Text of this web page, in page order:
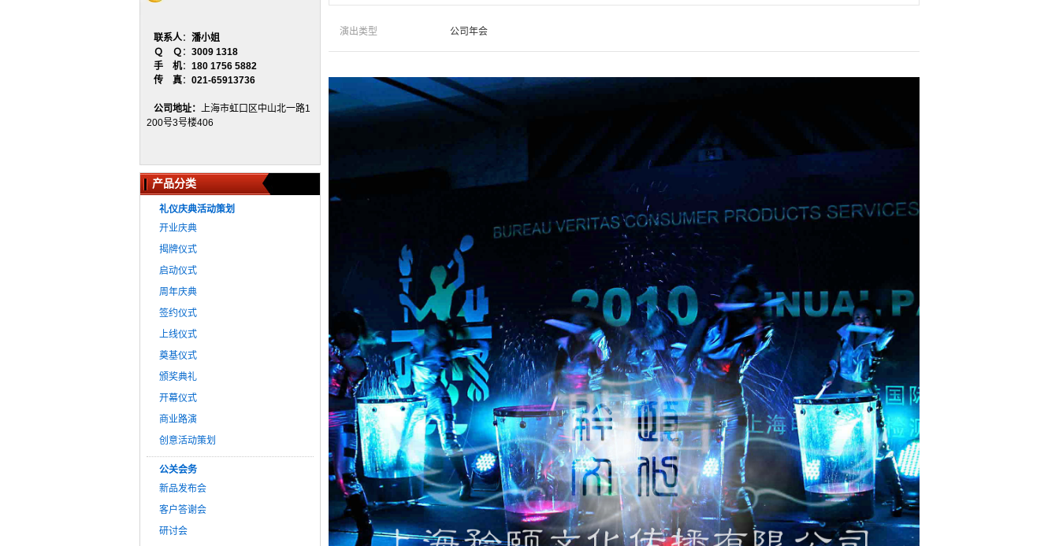
演出类型 公司年会
联系人： 潘小姐
Ｑ Ｑ ： 3009 1318
手 机： 180 1756 5882
传 真： 021-65913736
公司地址： 上海市虹口区中山北一路1
200号3号楼406
产品分类
礼仪庆典活动策划
开业庆典
揭牌仪式
启动仪式
周年庆典
签约仪式
上线仪式
奠基仪式
颁奖典礼
开幕仪式
商业路演
创意活动策划
公关会务
新品发布会
客户答谢会
研讨会